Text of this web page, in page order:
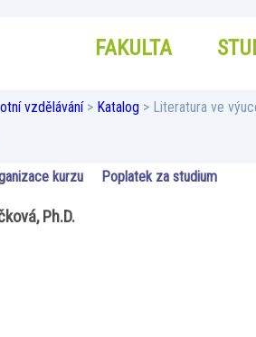
FAKULTA
vzdělávání> Katalog > Literatura ve
kurzu Poplatek za studium
Ph.D.